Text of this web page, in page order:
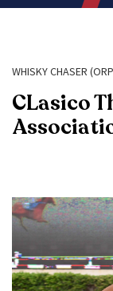
WHISKY CHASER
CLasico